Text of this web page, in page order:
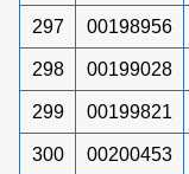
297 00198956
298 00199028
299 00199821
300 00200453